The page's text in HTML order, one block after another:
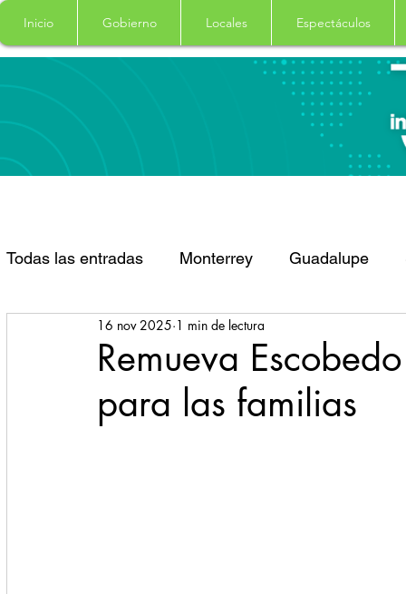
Inicio Gobierno Locales Espectáculos
Todas las entradas Monterrey Guadalupe
Santa Catarina San Pedro Garza Garcia
Espectaculos Clima Principal Salud
Remueva
para las familias
16 nov 2025 1 min de lectura